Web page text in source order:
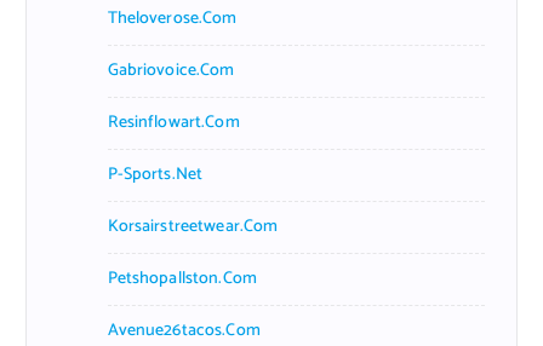
Theloverose.com
Gabriovoice.com
Resinflowart.com
P-Sports.net
Korsairstreetwear.com
Petshopallston.com
Avenue26tacos.com